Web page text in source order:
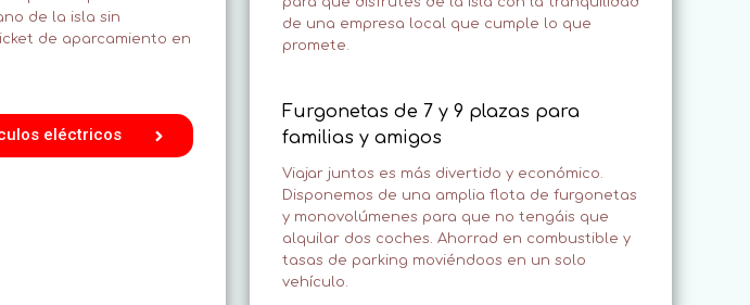
de la isla sin
de aparcamiento en
eléctricos
de una empresa local que cumple lo que
promete.
Furgonetas de 7 y 9 plazas para
familias y amigos
Viajar juntos es más divertido y económico.
Disponemos de una amplia flota de furgonetas
y monovolúmenes para que no tengáis que
alquilar dos coches. Ahorrad en combustible y
tasas de parking moviéndoos en un solo
vehículo.